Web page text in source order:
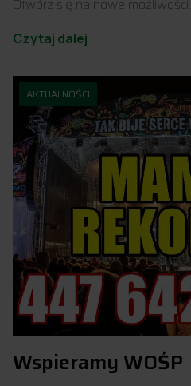
Otwórz się na nowe możliwości.
Czytaj dalej
AKTUALNOŚCI
Wspieramy WOŚP